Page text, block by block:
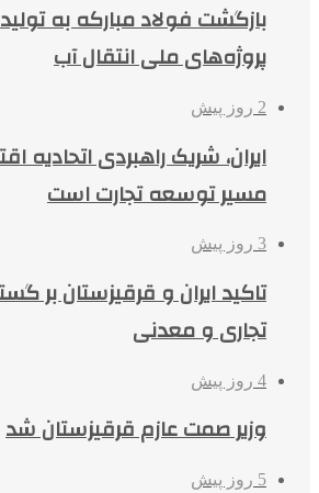
بازگشت فولاد مبارکه به
پروژه‌های ملی انتقال آب
2 روز پیش
ایران، شریک راهبردی اتحادیه
مسیر توسعه تجارت است
3 روز پیش
تاکید ایران و قرقیزستان بر
تجاری و معدنی
4 روز پیش
وزیر صمت عازم قرقیزستان شد
5 روز پیش